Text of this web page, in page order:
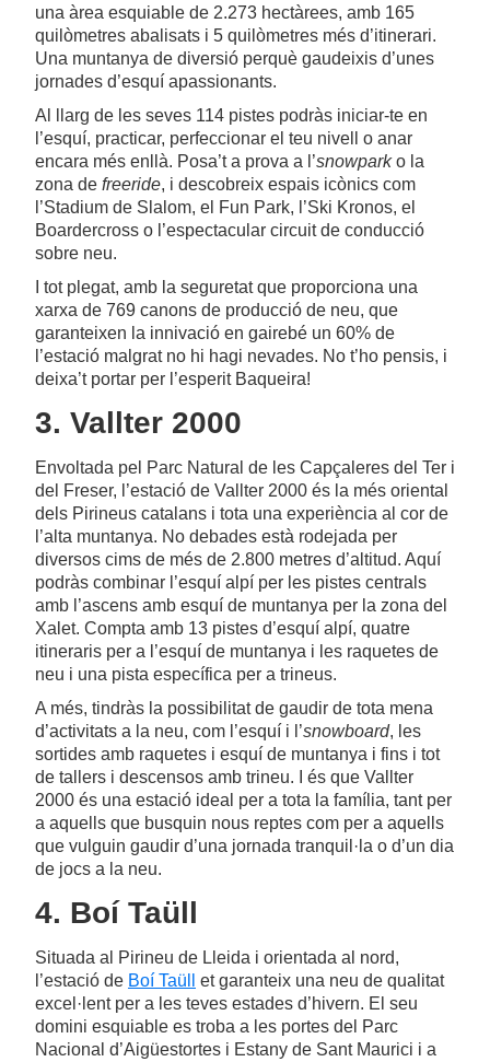
una àrea esquiable de 2.273 hectàrees, amb 165
quilòmetres abalisats i 5 quilòmetres més d’itinerari.
Una muntanya de diversió perquè gaudeixis d’unes
jornades d’esquí apassionants.
Al llarg de les seves 114 pistes podràs iniciar-te en
l’esquí, practicar, perfeccionar el teu nivell o anar
encara més enllà. Posa’t a prova a l’snowparko la
zona de freeride, i descobreix espais icònics com
l’Stadium de Slalom, el Fun Park, l’Ski Kronos, el
Boardercross o l’espectacular circuit de conducció
sobre neu.
I tot plegat, amb la seguretat que proporciona una
xarxa de 769 canons de producció de neu, que
garanteixen la innivació en gairebé un 60% de
l’estació malgrat no hi hagi nevades. No t’ho pensis, i
deixa’t portar per l’esperit Baqueira!
3. Vallter 2000
Envoltada pel Parc Natural de les Capçaleres del Ter i
del Freser, l’estació de Vallter 2000 és la més oriental
dels Pirineus catalans i tota una experiència al cor de
l’alta muntanya. No debades està rodejada per
diversos cims de més de 2.800 metres d’altitud. Aquí
podràs combinar l’esquí alpí per les pistes centrals
amb l’ascens amb esquí de muntanya per la zona del
Xalet. Compta amb 13 pistes d’esquí alpí, quatre
itineraris per a l’esquí de muntanya i les raquetes de
neu i una pista específica per a trineus.
A més, tindràs la possibilitat de gaudir de tota mena
d’activitats a la neu, com l’esquí i l’snowboard, les
sortides amb raquetes i esquí de muntanya i fins i tot
de tallers i descensos amb trineu. I és que Vallter
2000 és una estació ideal per a tota la família, tant per
a aquells que busquin nous reptes com per a aquells
que vulguin gaudir d’una jornada tranquil·la o d’un dia
de jocs a la neu.
4. Boí Taüll
Situada al Pirineu de Lleida i orientada al nord,
l’estació de Boí Taüll
et garanteix una neu de qualitat
excel·lent per a les teves estades d’hivern. El seu
domini esquiable es troba a les portes del Parc
Nacional d’Aigüestortes i Estany de Sant Maurici i a